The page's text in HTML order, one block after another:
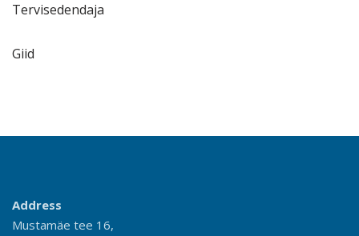
Tervisedendaja
Giid
Address
Mustamäe tee 16,